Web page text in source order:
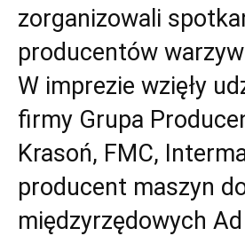
zorganizowali
producentów
W imprezie wzięły
firmy Grupa
Krasoń, FMC,
producent maszyn
międzyrzędowych